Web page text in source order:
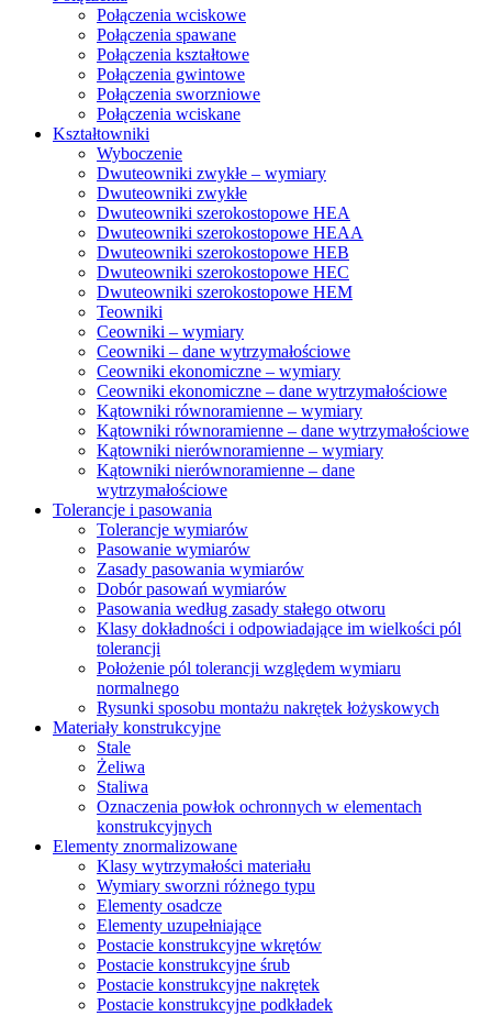
Połączenia wciskowe
Połączenia spawane
Połączenia kształtowe
Połączenia gwintowe
Połączenia sworzniowe
Połączenia wciskane
Kształtowniki
Wyboczenie
Dwuteowniki zwykłe – wymiary
Dwuteowniki zwykłe
Dwuteowniki szerokostopowe HEA
Dwuteowniki szerokostopowe HEAA
Dwuteowniki szerokostopowe HEB
Dwuteowniki szerokostopowe HEC
Dwuteowniki szerokostopowe HEM
Teowniki
Ceowniki – wymiary
Ceowniki – dane wytrzymałościowe
Ceowniki ekonomiczne – wymiary
Ceowniki ekonomiczne – dane wytrzymałościowe
Kątowniki równoramienne – wymiary
Kątowniki równoramienne – dane wytrzymałościowe
Kątowniki nierównoramienne – wymiary
Kątowniki nierównoramienne – dane
wytrzymałościowe
Tolerancje i pasowania
Tolerancje wymiarów
Pasowanie wymiarów
Zasady pasowania wymiarów
Dobór pasowań wymiarów
Pasowania według zasady stałego otworu
Klasy dokładności i odpowiadające im wielkości pól
tolerancji
Położenie pól tolerancji względem wymiaru
normalnego
Rysunki sposobu montażu nakrętek łożyskowych
Materiały konstrukcyjne
Stale
Żeliwa
Staliwa
Oznaczenia powłok ochronnych w elementach
konstrukcyjnych
Elementy znormalizowane
Klasy wytrzymałości materiału
Wymiary sworzni różnego typu
Elementy osadcze
Elementy uzupełniające
Postacie konstrukcyjne wkrętów
Postacie konstrukcyjne śrub
Postacie konstrukcyjne nakrętek
Postacie konstrukcyjne podkładek